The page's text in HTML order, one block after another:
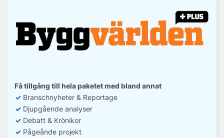
Få tillgång till hela paketet med bland annat
✓ Branschnyheter & Reportage
✓ Djupgående analyser
✓ Debatt & Krönikor
✓ Pågeånde projekt